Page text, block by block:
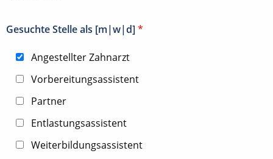
Gesuchte Stelle als [m|w|d] *
Angestellter Zahnarzt
Vorbereitungsassistent
Partner
Entlastungsassistent
Weiterbildungsassistent